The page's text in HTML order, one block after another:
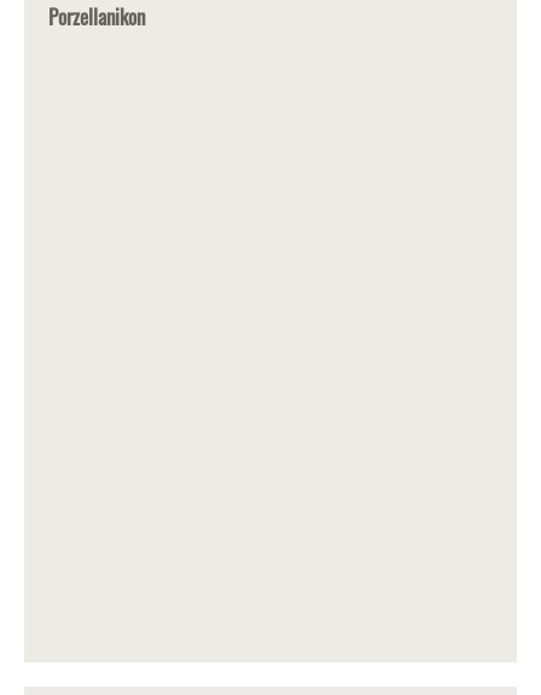
Porzellanikon